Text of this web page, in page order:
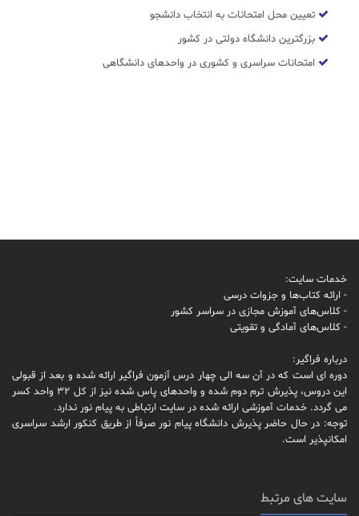
تعیین محل امتحانات به انتخاب دانشجو
بزرگترین دانشگاه دولتی در کشور
امتحانات سراسری و کشوری در واحدهای دانشگاهی
خدمات سایت:
- ارائه کتاب‌ها و جزوات درسی
- کلاس‌های آموزش مجازی در سراسر کشور
- کلاس‌های آمادگی و تقویتی
درباره فراگیر:
دوره ای است که در آن سه الی چهار درس آزمون فراگیر ارائه شده و بعد از قبولی
این دروس، پذیرش ترم دوم شده و واحدهای پاس شده نیز از کل 32 واحد کسر
می گردد. خدمات آموزشی ارائه شده در سایت ارتباطی به پیام نور ندارد.
توجه: در حال حاضر پذیرش دانشگاه پیام نور صرفاً از طریق کنکور ارشد سراسری
امکانپذیر است.
سایت های مرتبط